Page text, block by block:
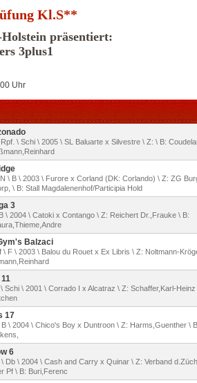
Kl.S**
präsentiert:
3plus1
Uhr
\ Schi \ 2005 \ SL Baluarte x Silvestre \ Z: \ B:
\ B \ 2003 \ Furore x Corland (DK: Corlando) \ Z: ZG
\ B: Stall Magdalenenhof/Participia Hold
3
\ 2004 \ Catoki x Contango \ Z: Reichert Dr.,Frauke \ B:
Balzaci
\ F \ 2003 \ Balou du Rouet x Ex Libris \ Z: Noltmann-
Schi \ 2001 \ Corrado I x Alcatraz \ Z: Schaffer,Karl-Heinz
17
\ 2004 \ Chico's Boy x Duntroon \ Z: Harms,Guenther \
6
\ Db \ 2004 \ Cash and Carry x Quinar \ Z: Verband
Pf \ B: Buri,Ferenc